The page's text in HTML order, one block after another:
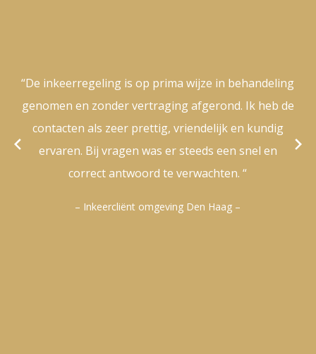
“De inkeerregeling is op prima wijze in behandeling
genomen en zonder vertraging afgerond. Ik heb de
contacten als zeer prettig, vriendelijk en kundig
ervaren. Bij vragen was er steeds een snel en
correct antwoord te verwachten. “
– Inkeercliënt omgeving Den Haag –